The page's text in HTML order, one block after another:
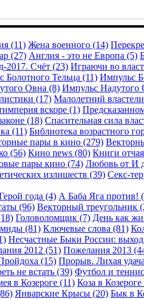
(11) Жена военного (14)
(27) Англия - это не Европа (5)
2017. Счёт (23) Играючи во
Болотного Тельца (11) Импульс
Овна (8) Импульс Надутого
(17) Малолетний
вскоре (1)
(18) Спасительная сила
(11) Библиотека возрастного
пары в кино (279)
(56) Кино news (80) Книги
пары кино (74) Любовь от И
излишеств (39) Секс-
года (4) А Баба Яга против!
(96) Векторный треугольник
Головоломщик (7) День как
(81) Ключевые слова (81)
Несчастные Быки России:
2012 (51) Пожелания 2013
(15) Прорыв. Лихая
не встать (39) Футбол и
в Козероге (11) Коза в Козероге
Январские Крысы (20) Бык в